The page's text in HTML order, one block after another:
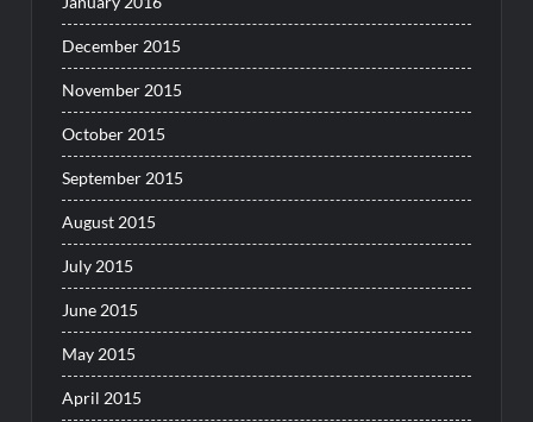
December 2015
November 2015
October 2015
September 2015
August 2015
July 2015
June 2015
May 2015
April 2015